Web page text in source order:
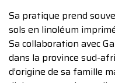
Sa pratique prend
sols en linoléum
Sa collaboration avec
dans la province sud-
d’origine de sa famille